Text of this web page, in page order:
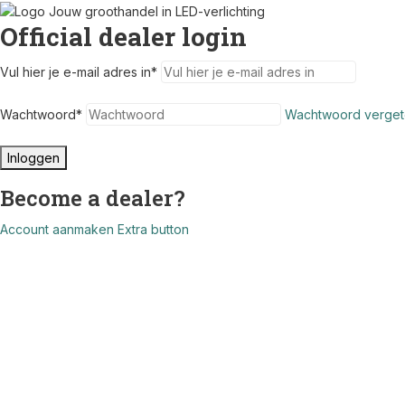
Official dealer login
Vul hier je e-mail adres in*
Wachtwoord* Wachtwoord
Inloggen
Become a dealer?
Account aanmaken Extra button